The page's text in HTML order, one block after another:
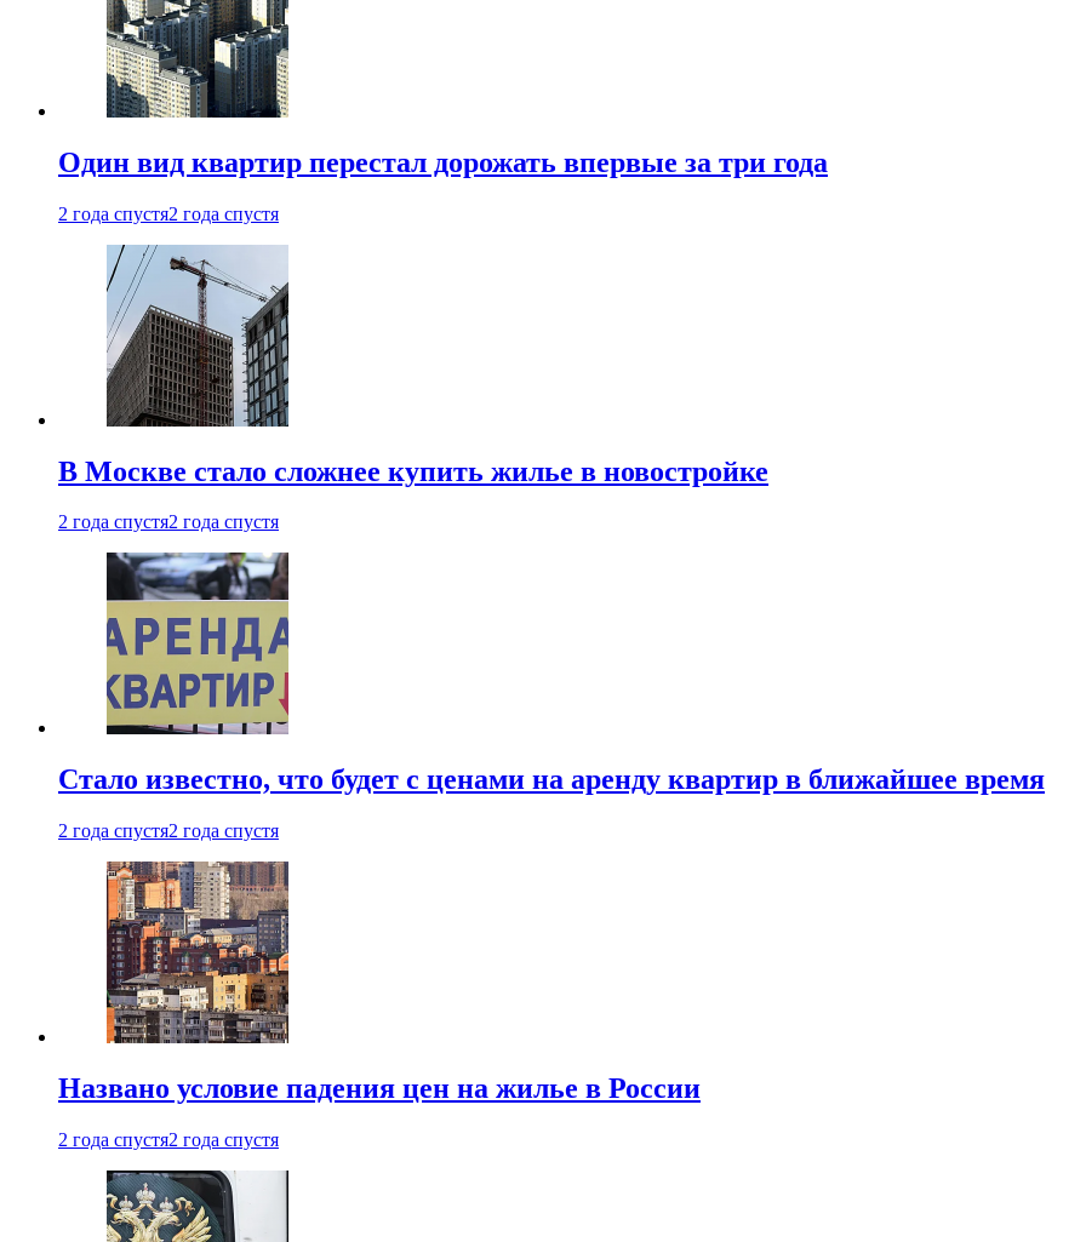
Один вид квартир перестал дорожать впервые за три года
2 года спустя2 года спустя
В Москве стало сложнее купить жилье в новостройке
2 года спустя2 года спустя
Стало известно, что будет с ценами на аренду квартир в ближайшее время
2 года спустя2 года спустя
Названо условие падения цен на жилье в России
2 года спустя2 года спустя